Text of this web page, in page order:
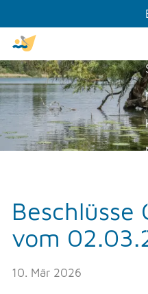
GEMEINDE &
Gemeinde
Politik
Baustellenwebcam
Lehrstellen /
Offene Stellen
Beschlüsse
vom
10. Mär 2026